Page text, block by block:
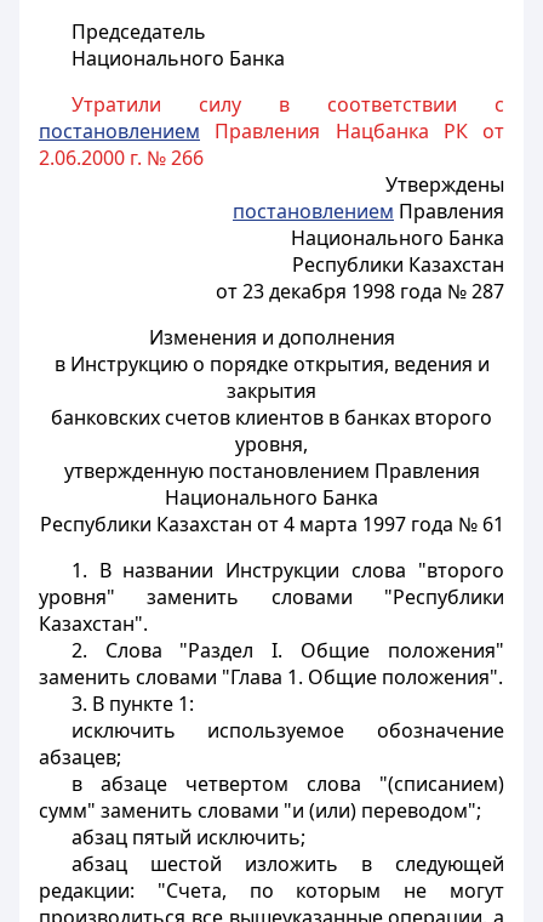
Председатель
Национального Банка
Утратили силу в соответствии с
постановлением Правления Нацбанка РК от
2.06.2000 г. № 266
Утверждены
постановлением Правления
Национального Банка
Республики Казахстан
от 23 декабря 1998 года № 287
Изменения и дополнения
в Инструкцию о порядке открытия, ведения и
закрытия
банковских счетов клиентов в банках второго
уровня,
утвержденную постановлением Правления
Национального Банка
Республики Казахстан от 4 марта 1997 года № 61
1. В названии Инструкции слова "второго
уровня" заменить словами "Республики
Казахстан".
2. Слова "Раздел I. Общие положения"
заменить словами "Глава 1. Общие положения".
3. В пункте 1:
исключить используемое обозначение
абзацев;
в абзаце четвертом слова "(списанием)
сумм" заменить словами "и (или) переводом";
абзац пятый исключить;
абзац шестой изложить в следующей
редакции: "Счета, по которым не могут